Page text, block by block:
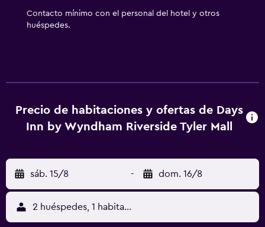
aplique un recargo).
Contacto mínimo con el personal del hotel y otros
huéspedes.
Precio de habitaciones y ofertas de Days
Inn by Wyndham Riverside Tyler Mall
sáb. 15/8 - dom. 16/8
2 huéspedes, 1 habitación